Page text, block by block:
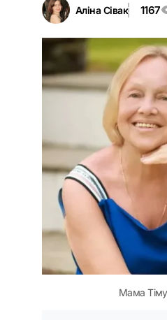
Аліна Сівак 1167
Мама